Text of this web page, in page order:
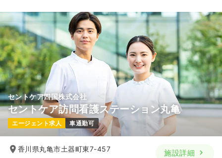
セントケア四国株式会社
セントケア訪問看護ステーション丸亀
エージェント求人 車通勤可
香川県丸亀市土器町東7-457 施設詳細